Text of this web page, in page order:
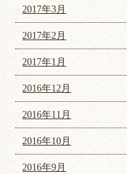
2017年3月
2017年2月
2017年1月
2016年12月
2016年11月
2016年10月
2016年9月